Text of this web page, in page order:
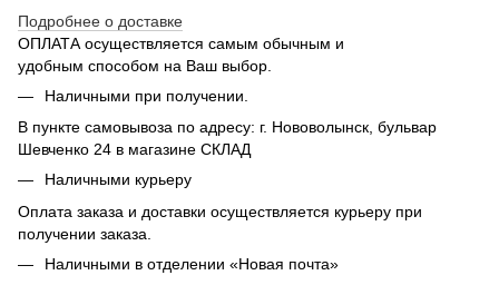
Подробнее о доставке
ОПЛАТА осуществляется самым обычным и
удобным способом на Ваш выбор.
Наличными при получении.
В пункте самовывоза по адресу: г. Нововолынск, бульвар
Шевченко 24 в магазине СКЛАД
Наличными курьеру
Оплата заказа и доставки осуществляется курьеру при
получении заказа.
Наличными в отделении «Новая почта»